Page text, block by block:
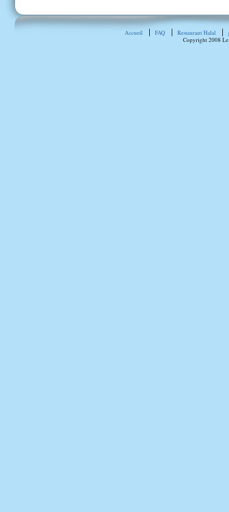
Accueil FAQ Restaurant Halal
Copyright 2008